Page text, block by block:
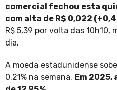
comercial fechou esta
com alta de R$ 0,022
R$ 5,39 por volta das
dia.
A moeda estadunidense
0,21% na semana. Em 2025,